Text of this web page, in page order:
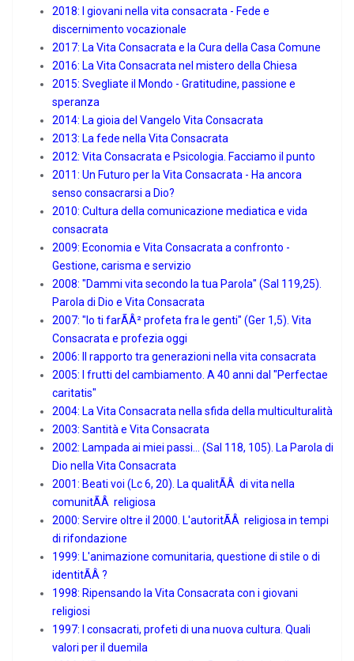
2018: I giovani nella vita consacrata - Fede e
discernimento vocazionale
2017: La Vita Consacrata e la Cura della Casa Comune
2016: La Vita Consacrata nel mistero della Chiesa
2015: Svegliate il Mondo - Gratitudine, passione e
speranza
2014: La gioia del Vangelo Vita Consacrata
2013: La fede nella Vita Consacrata
2012: Vita Consacrata e Psicologia. Facciamo il punto
2011: Un Futuro per la Vita Consacrata - Ha ancora
senso consacrarsi a Dio?
2010: Cultura della comunicazione mediatica e vida
consacrata
2009: Economia e Vita Consacrata a confronto -
Gestione, carisma e servizio
2008: "Dammi vita secondo la tua Parola" (Sal 119,25).
Parola di Dio e Vita Consacrata
2007: "Io ti farÃÂ² profeta fra le genti" (Ger 1,5). Vita
Consacrata e profezia oggi
2006: Il rapporto tra generazioni nella vita consacrata
2005: I frutti del cambiamento. A 40 anni dal "Perfectae
caritatis"
2004: La Vita Consacrata nella sfida della multiculturalità
2003: Santità e Vita Consacrata
2002: Lampada ai miei passi... (Sal 118, 105). La Parola di
Dio nella Vita Consacrata
2001: Beati voi (Lc 6, 20). La qualitÃÂ di vita nella
comunitÃÂ religiosa
2000: Servire oltre il 2000. L'autoritÃÂ religiosa in tempi
di rifondazione
1999: L'animazione comunitaria, questione di stile o di
identitÃÂ ?
1998: Ripensando la Vita Consacrata con i giovani
religiosi
1997: I consacrati, profeti di una nuova cultura. Quali
valori per il duemila